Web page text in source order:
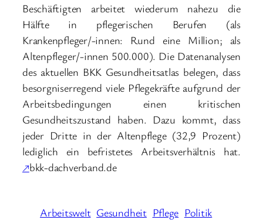
Beschäftigten arbeitet wiederum nahezu die
Hälfte in pflegerischen Berufen (als
Krankenpfleger/-innen: Rund eine Million; als
Altenpfleger/-innen 500.000). Die Datenanalysen
des aktuellen BKK Gesundheitsatlas belegen, dass
besorgniserregend viele Pflegekräfte aufgrund der
Arbeitsbedingungen einen kritischen
Gesundheitszustand haben. Dazu kommt, dass
jeder Dritte in der Altenpflege (32,9 Prozent)
lediglich ein befristetes Arbeitsverhältnis hat.
↗bkk-dachverband.de
Arbeitswelt Gesundheit Pflege Politik